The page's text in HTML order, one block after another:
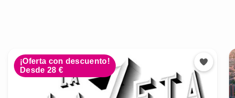
¡Oferta con descuento!
Desde 28 €